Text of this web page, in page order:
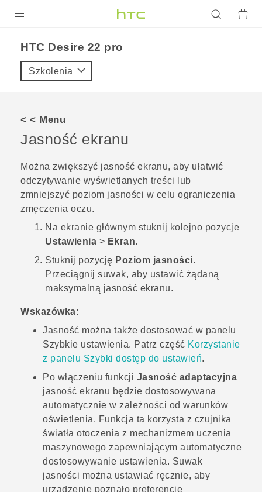
VIVE
POMOC TECHNICZNA
Urządzenia i akcesoria HTC
Zaloguj się
HTC Desire 22 pro‎
Szkolenia
< < Menu
Jasność ekranu
Można zwiększyć jasność ekranu, aby ułatwić
odczytywanie wyświetlanych treści lub
zmniejszyć poziom jasności w celu ograniczenia
zmęczenia oczu.
Na ekranie głównym stuknij kolejno pozycje
Ustawienia > Ekran.
Stuknij pozycję Poziom jasności.
Przeciągnij suwak, aby ustawić żądaną
maksymalną jasność ekranu.
Wskazówka:
Jasność można także dostosować w panelu
Szybkie ustawienia. Patrz część Korzystanie
z panelu Szybki dostęp do ustawień.
Po włączeniu funkcji Jasność adaptacyjna
jasność ekranu będzie dostosowywana
automatycznie w zależności od warunków
oświetlenia. Funkcja ta korzysta z czujnika
światła otoczenia z mechanizmem uczenia
maszynowego zapewniającym automatyczne
dostosowywanie ustawienia. Suwak
jasności można ustawiać ręcznie, aby
urządzenie poznało preferencje